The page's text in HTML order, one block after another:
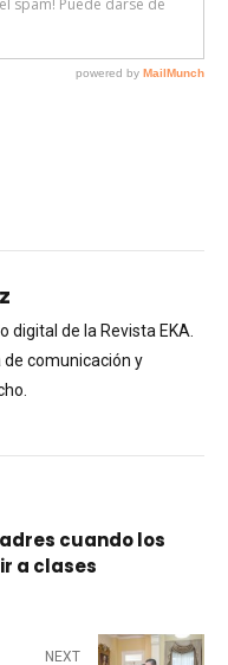
digital de la Revista EKA.
comunicación y
cuando los
a clases
NEXT